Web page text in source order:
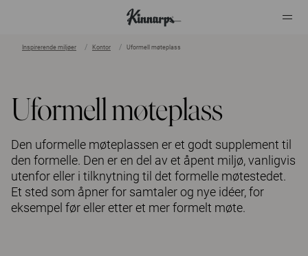
Inspirerende miljøer Kontor Uformell møteplass
Uformell møteplass
Den uformelle møteplassen er et godt supplement til
den formelle. Den er en del av et åpent miljø, vanligvis
utenfor eller i tilknytning til det formelle møtestedet.
Et sted som åpner for samtaler og nye idéer, for
eksempel før eller etter et mer formelt møte.